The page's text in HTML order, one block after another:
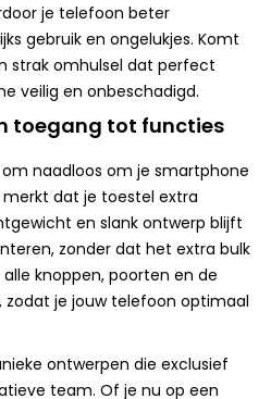
je telefoon beter
gebruik en ongelukjes. Komt
strak omhulsel dat perfect
veilig en onbeschadigd.
toegang tot functies
naadloos om je smartphone
dat je toestel extra
en slank ontwerp blijft
zonder dat het extra bulk
knoppen, poorten en de
je jouw telefoon optimaal
ontwerpen die exclusief
team. Of je nu op een